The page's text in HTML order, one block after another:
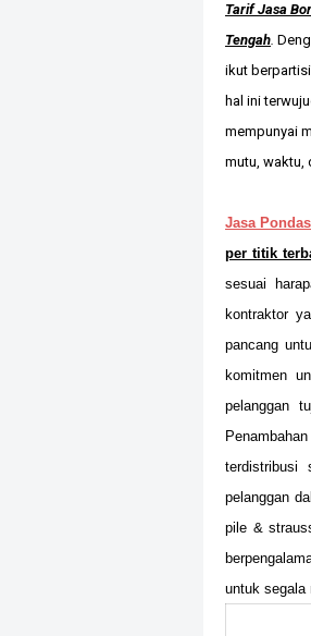
Tarif Jasa
Tengah.
ikut
hal ini
mempunyai
mutu, waktu,
Jasa
per titik
sesuai
kontraktor
pancang
komitmen
pelanggan
terdistribusi
pelanggan
pile &
untuk segala